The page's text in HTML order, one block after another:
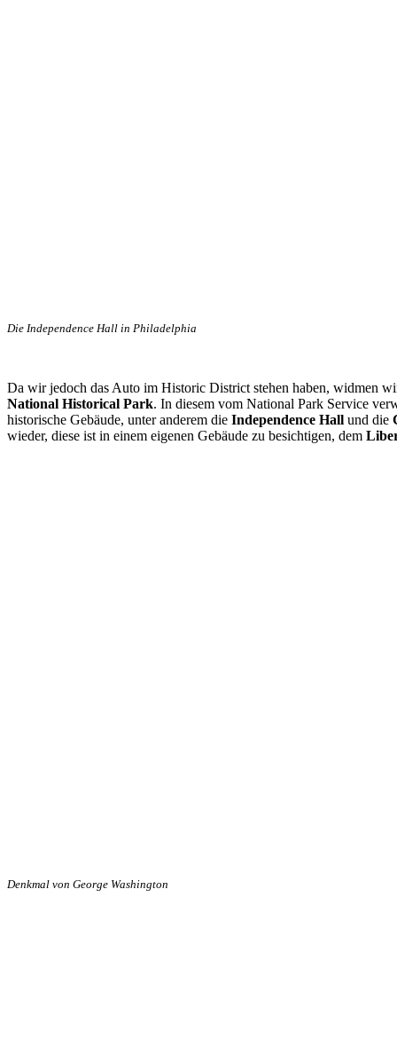
Die Independence Hall in Philadelphia
Da wir jedoch das Auto im Historic District stehen haben, widmen
National Historical Park. In diesem vom National Park Service
historische Gebäude, unter anderem die Independence Hall und die
wieder, diese ist in einem eigenen Gebäude zu besichtigen, dem
Denkmal von George Washington